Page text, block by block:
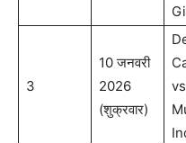
3
10 जनवरी
2026
(शुक्रवार)
vs